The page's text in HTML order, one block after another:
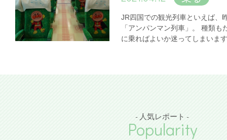
JR四国での観光列車といえば、
「アンパンマン列車」。 種類も
に乗ればよいか迷ってしまいます
- 人気レポート -
Popularity